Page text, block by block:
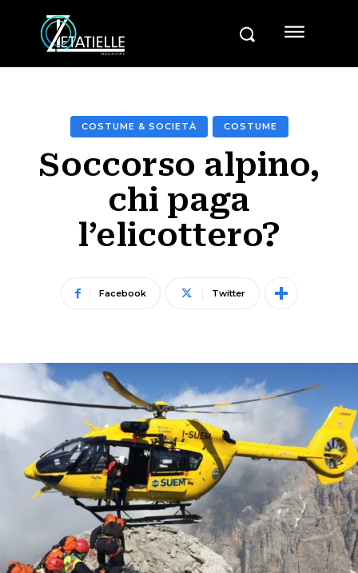
COSTUME & SOCIETÀ COSTUME
Soccorso alpino,
chi paga
l’elicottero?
Facebook Twitter